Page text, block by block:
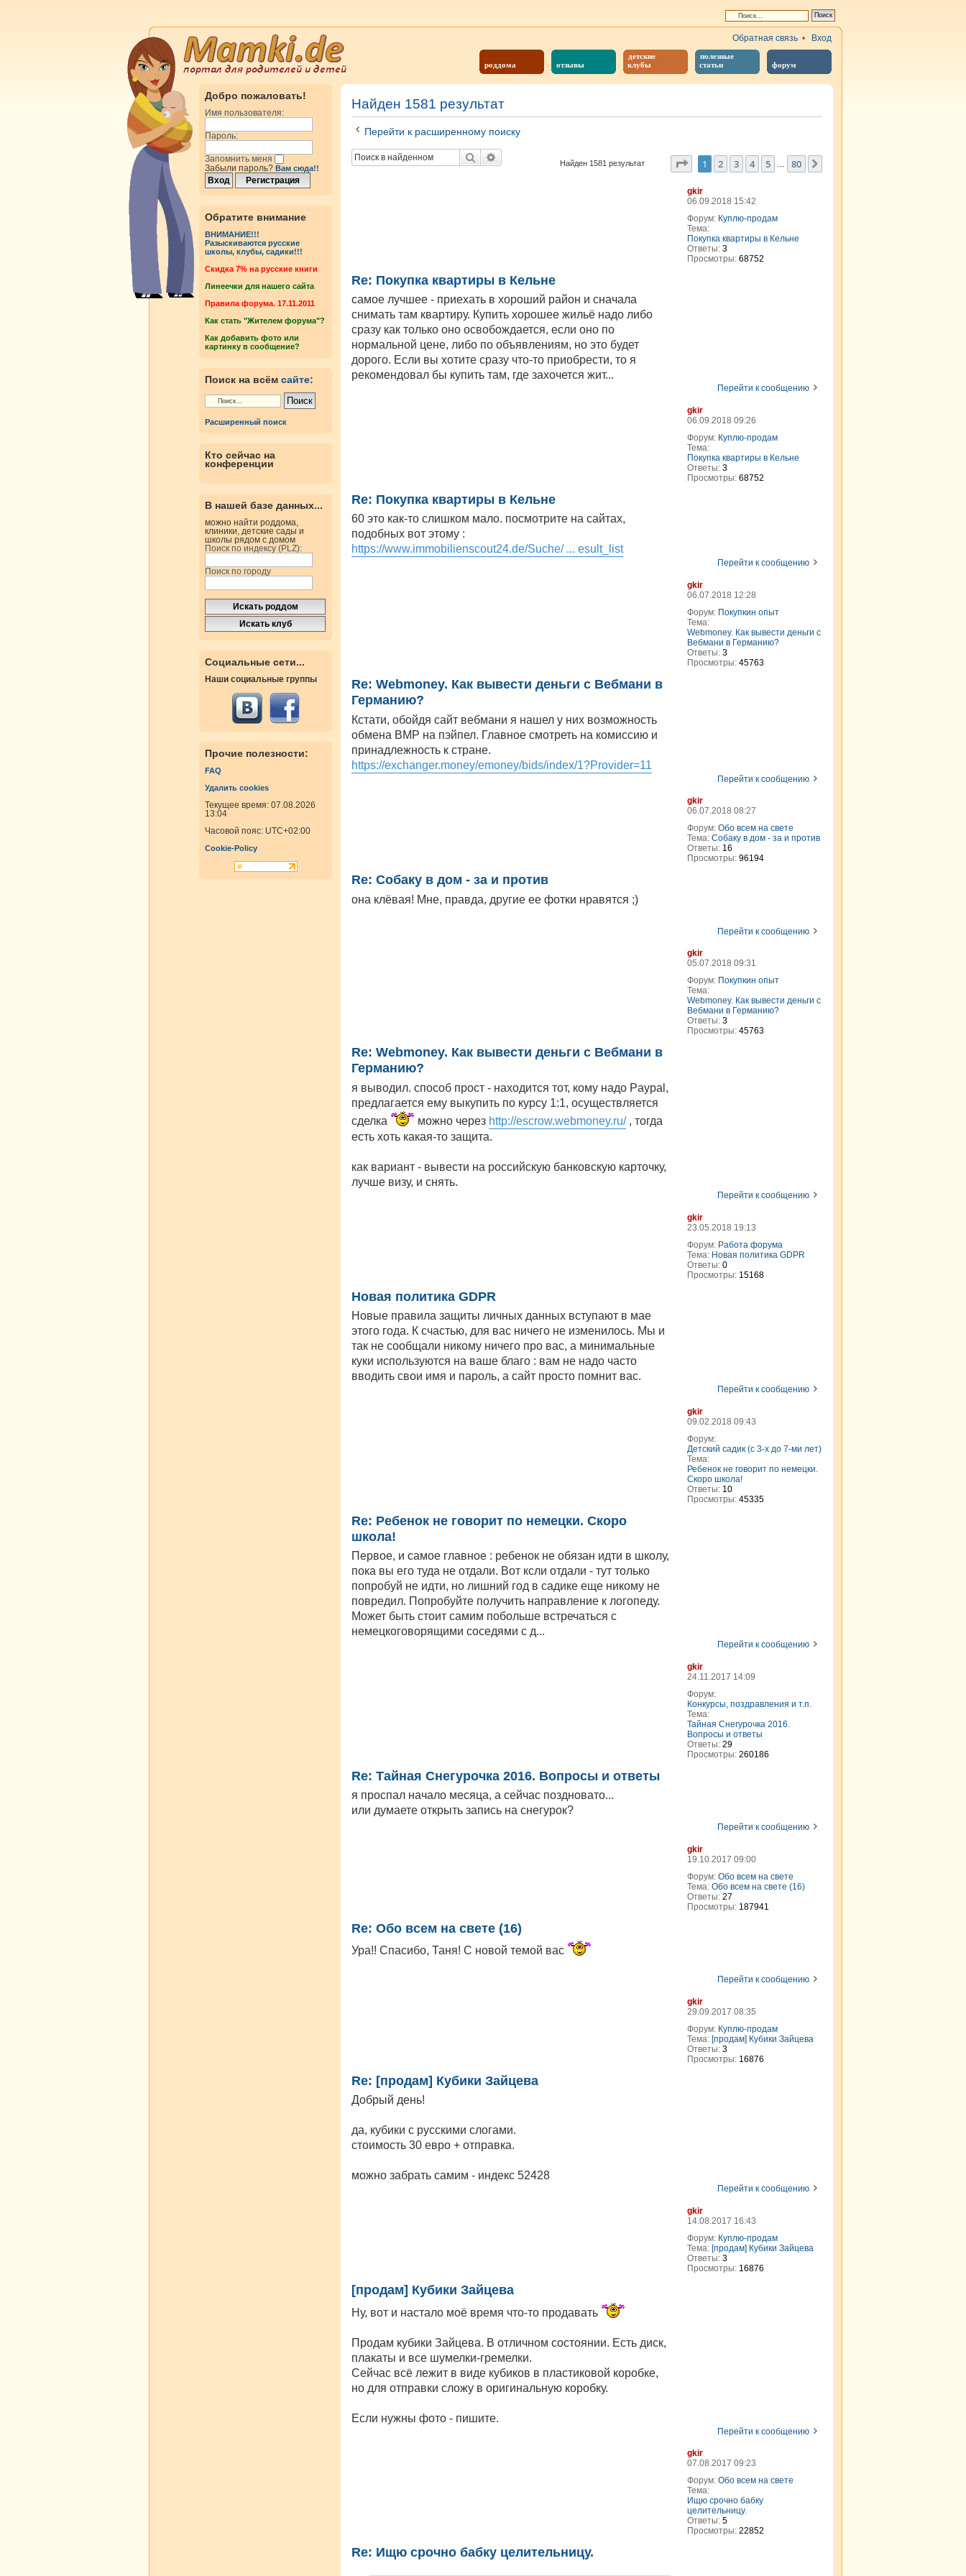
роддома отзывы
детские
клубы
полезные
статьи
форум
Обратная связь • Вход
Добро пожаловать!
Имя пользователя:
Пароль:
Запомнить меня
Забыли пароль? Вам сюда!!
Обратите внимание
ВНИМАНИЕ!!!
Разыскиваются русские
школы, клубы, садики!!!
Cкидка 7% на русские книги
Линеечки для нашего сайта
Правила форума. 17.11.2011
Как стать "Жителем форума"?
Как добавить фото или
картинку в сообщение?
Поиск на всём сайте:
Расширенный поиск
Кто сейчас на
конференции
В нашей базе данных...
можно найти роддома,
клиники, детские сады и
школы рядом с домом
Поиск по индексу (PLZ):
Поиск по городу
Социальные сети...
Наши социальные группы
Прочие полезности:
FAQ
Удалить cookies
Текущее время: 07.08.2026
13:04
Часовой пояс: UTC+02:00
Cookie-Policy
Найден 1581 результат
Перейти к расширенному поиску
Поиск Расширенный поискНайден 1581 результат Страница1 из 80
1 2 3 4 5 80
gkir
06.09.2018 15:42
Форум: Куплю-продам
Тема:
Покупка квартиры в Кельне
Ответы: 3
Просмотры: 68752
Re: Покупка квартиры в Кельне
самое лучшее - приехать в хороший район и сначала
снимать там квартиру. Купить хорошее жильё надо либо
сразу как только оно освобождается, если оно по
нормальной цене, либо по объявлениям, но это будет
дорого. Если вы хотите сразу что-то приобрести, то я
рекомендовал бы купить там, где захочется жит...
Перейти к сообщению
gkir
06.09.2018 09:26
Форум: Куплю-продам
Тема:
Покупка квартиры в Кельне
Ответы: 3
Просмотры: 68752
Re: Покупка квартиры в Кельне
60 это как-то слишком мало. посмотрите на сайтах,
подобных вот этому :
https://www.immobilienscout24.de/Suche/ ... esult_list
Перейти к сообщению
gkir
06.07.2018 12:28
Форум: Покупкин опыт
Тема:
Webmoney. Как вывести деньги с
Вебмани в Германию?
Ответы: 3
Просмотры: 45763
Re: Webmoney. Как вывести деньги с Вебмани в
Германию?
Кстати, обойдя сайт вебмани я нашел у них возможность
обмена ВМР на пэйпел. Главное смотреть на комиссию и
принадлежность к стране.
https://exchanger.money/emoney/bids/index/1?Provider=11
Перейти к сообщению
gkir
06.07.2018 08:27
Форум: Обо всем на свете
Тема: Собаку в дом - за и против
Ответы: 16
Просмотры: 96194
Re: Собаку в дом - за и против
она клёвая! Мне, правда, другие ее фотки нравятся ;)
Перейти к сообщению
gkir
05.07.2018 09:31
Форум: Покупкин опыт
Тема:
Webmoney. Как вывести деньги с
Вебмани в Германию?
Ответы: 3
Просмотры: 45763
Re: Webmoney. Как вывести деньги с Вебмани в
Германию?
я выводил. способ прост - находится тот, кому надо Paypal,
предлагается ему выкупить по курсу 1:1, осуществляется
сделка
можно через http://escrow.webmoney.ru/, тогда
есть хоть какая-то защита.
как вариант - вывести на российскую банковскую карточку,
лучше визу, и снять.
Перейти к сообщению
gkir
23.05.2018 19:13
Форум: Работа форума
Тема: Новая политика GDPR
Ответы: 0
Просмотры: 15168
Новая политика GDPR
Новые правила защиты личных данных вступают в мае
этого года. К счастью, для вас ничего не изменилось. Мы и
так не сообщали никому ничего про вас, а минимальные
куки используются на ваше благо : вам не надо часто
вводить свои имя и пароль, а сайт просто помнит вас.
Перейти к сообщению
gkir
09.02.2018 09:43
Форум:
Детский садик (с 3-х до 7-ми лет)
Тема:
Ребенок не говорит по немецки.
Скоро школа!
Ответы: 10
Просмотры: 45335
Re: Ребенок не говорит по немецки. Скоро
школа!
Первое, и самое главное : ребенок не обязан идти в школу,
пока вы его туда не отдали. Вот ксли отдали - тут только
попробуй не идти, но лишний год в садике еще никому не
повредил. Попробуйте получить направление к логопеду.
Может быть стоит самим побольше встречаться с
немецкоговорящими соседями с д...
Перейти к сообщению
gkir
24.11.2017 14:09
Форум:
Конкурсы, поздравления и т.п.
Тема:
Тайная Снегурочка 2016.
Вопросы и ответы
Ответы: 29
Просмотры: 260186
Re: Тайная Снегурочка 2016. Вопросы и ответы
я проспал начало месяца, а сейчас поздновато...
или думаете открыть запись на снегурок?
Перейти к сообщению
gkir
19.10.2017 09:00
Форум: Обо всем на свете
Тема: Oбо всем на свете (16)
Ответы: 27
Просмотры: 187941
Re: Oбо всем на свете (16)
Ура!! Спасибо, Таня! С новой темой вас
Перейти к сообщению
gkir
29.09.2017 08:35
Форум: Куплю-продам
Тема: [продам] Кубики Зайцева
Ответы: 3
Просмотры: 16876
Re: [продам] Кубики Зайцева
Добрый день!
да, кубики с русскими слогами.
стоимость 30 евро + отправка.
можно забрать самим - индекс 52428
Перейти к сообщению
gkir
14.08.2017 16:43
Форум: Куплю-продам
Тема: [продам] Кубики Зайцева
Ответы: 3
Просмотры: 16876
[продам] Кубики Зайцева
Ну, вот и настало моё время что-то продавать
Продам кубики Зайцева. В отличном состоянии. Есть диск,
плакаты и все шумелки-гремелки.
Сейчас всё лежит в виде кубиков в пластиковой коробке,
но для отправки сложу в оригинальную коробку.
Если нужны фото - пишите.
Перейти к сообщению
gkir
07.08.2017 09:23
Форум: Обо всем на свете
Тема:
Ищю срочно бабку
целительницу.
Ответы: 5
Просмотры: 22852
Re: Ищю срочно бабку целительницу.